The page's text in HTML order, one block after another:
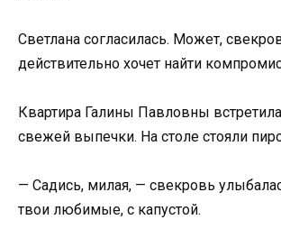
Светлана согласилась. Может,
действительно хочет найти
Квартира Галины Павловны
свежей выпечки. На столе стояли
— Садись, милая, — свекровь
твои любимые, с капустой.